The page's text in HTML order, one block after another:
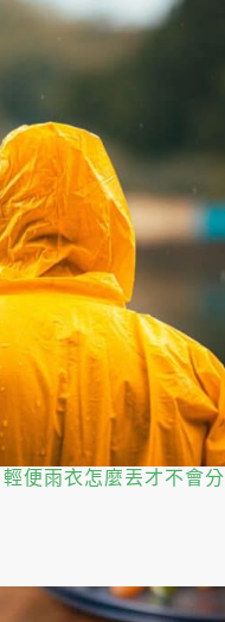
便雨衣怎麼丟才不會